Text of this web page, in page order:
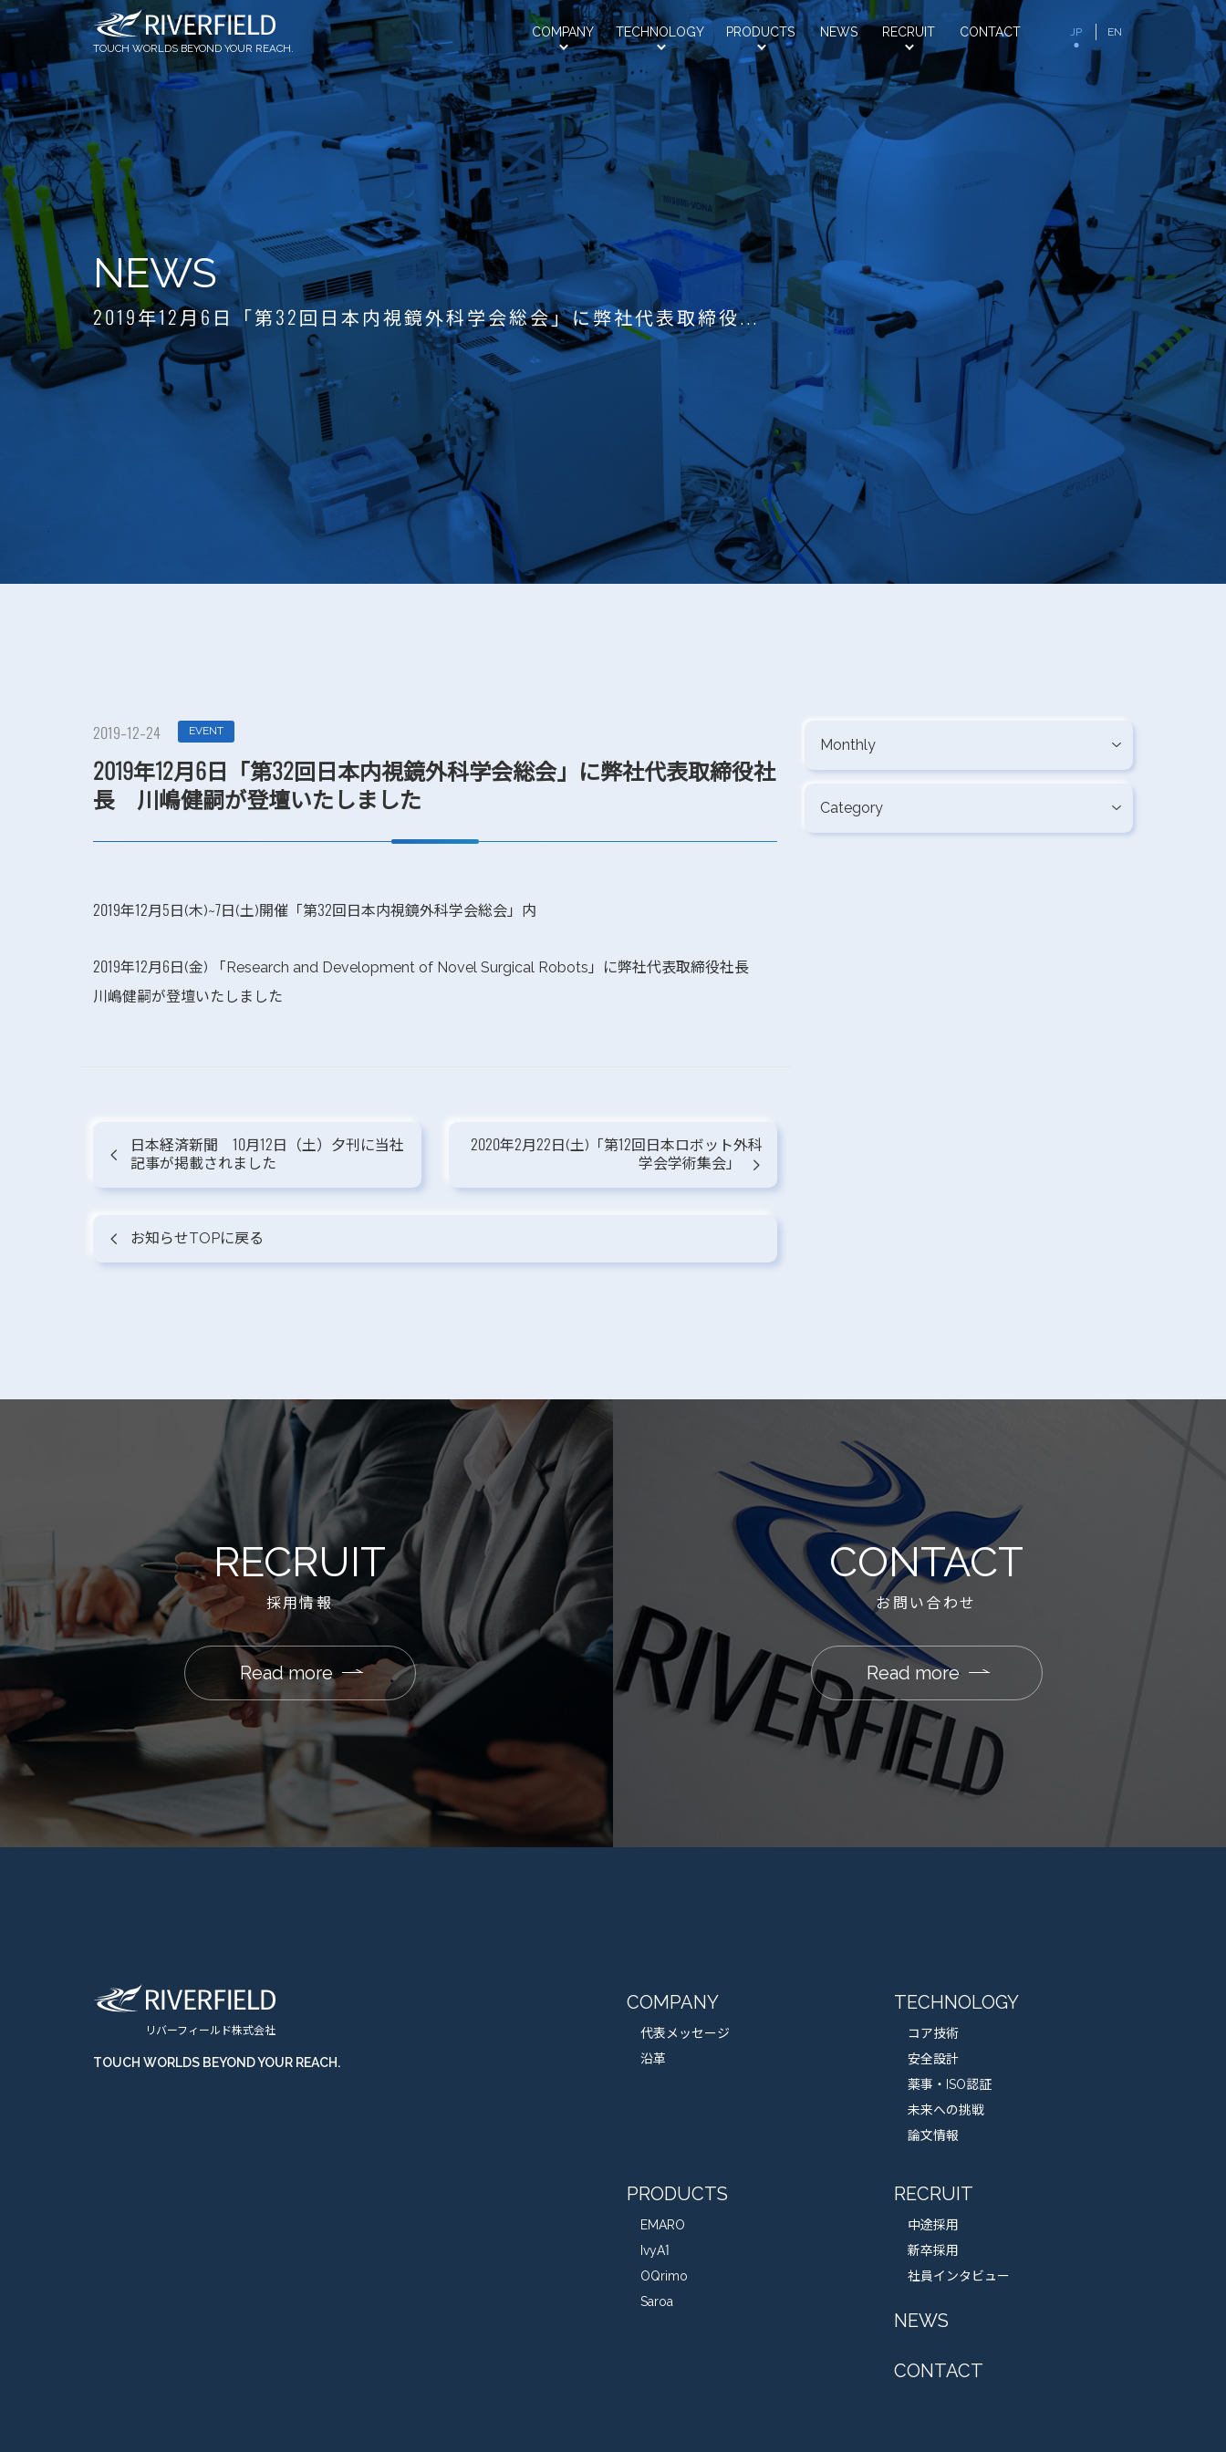
TOUCH WORLDS BEYOND YOUR REACH.
COMPANY
会社情報
TECHNOLOGY
技術紹介
論文情報
PRODUCTS
製品紹介
Saroa
NEWS
お知らせ
RECRUIT
採用情報
社員インタビュー
CONTACT
お問い合わせ
JP EN
NEWS
2019年12月6日「第32回日本内視鏡外科学会総会」に弊社代表取締役...
2019-12-24 EVENT
2019年12月6日「第32回日本内視鏡外科学会総会」に弊社代表取締役社
長 川嶋健嗣が登壇いたしました
2019年12月5日(木)~7日(土)開催「第32回日本内視鏡外科学会総会」内
2019年12月6日(金) 「Research and Development of Novel Surgical Robots」に弊社代表取締役社長
川嶋健嗣が登壇いたしました
日本経済新聞 10月12日（土）夕刊に当社
記事が掲載されました
2020年2月22日(土)「第12回日本ロボット外科
学会学術集会」
お知らせTOPに戻る
RECRUIT
採用情報
Read more
CONTACT
お問い合わせ
Read more
リバーフィールド株式会社
TOUCH WORLDS BEYOND YOUR REACH.
COMPANY
代表メッセージ
沿革
TECHNOLOGY
コア技術
安全設計
薬事・ISO認証
未来への挑戦
論文情報
PRODUCTS
EMARO
IvyA1
OQrimo
Saroa
RECRUIT
中途採用
新卒採用
社員インタビュー
NEWS
CONTACT